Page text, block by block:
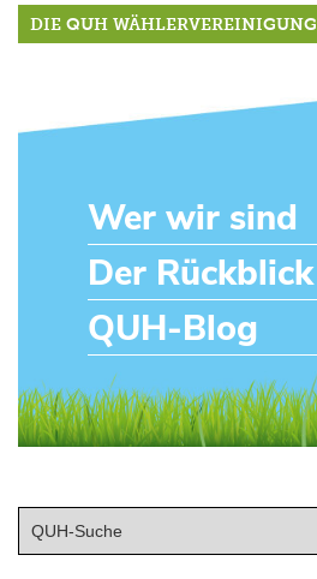
DIE QUH WÄHLERVEREINIGUNG
Wer wir sind
Der Rückblick
QUH-Blog